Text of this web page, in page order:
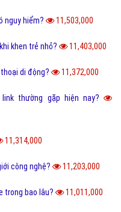
nguy hiểm? 11,503,000
khen trẻ nhỏ? 11,403,000
di động? 11,372,000
thường gặp hiện nay?
11,314,000
công nghệ? 11,203,000
trong bao lâu? 11,011,000